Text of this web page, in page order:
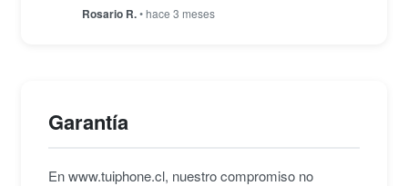
condiciones de iluminación exigentes sin sacrificar
Rosario R.• hace 3 meses
Garantía
En www.tuiphone.cl, nuestro compromiso no